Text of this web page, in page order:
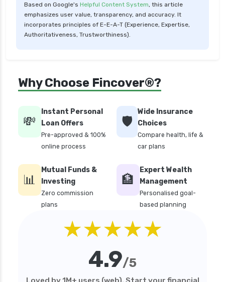
personal loan in 10 minutes
personal loan in andhra pradesh
personal loan in coimbatore
personal loan in delhi
personal loan in hyderabad
personal loan in karnataka
personal loan in lucknow
personal loan in madurai
personal loan in maharashtra
personal loan in mumbai
personal loan in tamilnadu
personal loan in telangana
Based on Google's Helpful Content System, this article
emphasizes user value, transparency, and accuracy. It
incorporates principles of E-E-A-T (Experience, Expertise,
Authoritativeness, Trustworthiness).
Why Choose Fincover®?
💸
Instant Personal
Loan Offers
Pre-approved & 100%
online process
🛡️
Wide Insurance
Choices
Compare health, life &
car plans
📊
Mutual Funds &
Investing
Zero commission
plans
🏦
Expert Wealth
Management
Personalised goal-
based planning
★★★★★
4.9/5